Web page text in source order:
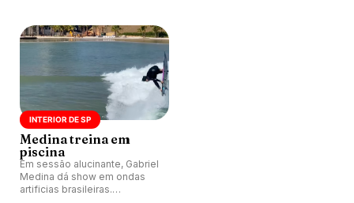
INTERIOR DE SP
Medina treina em
piscina
Em sessão alucinante, Gabriel
Medina dá show em ondas
artificias brasileiras.